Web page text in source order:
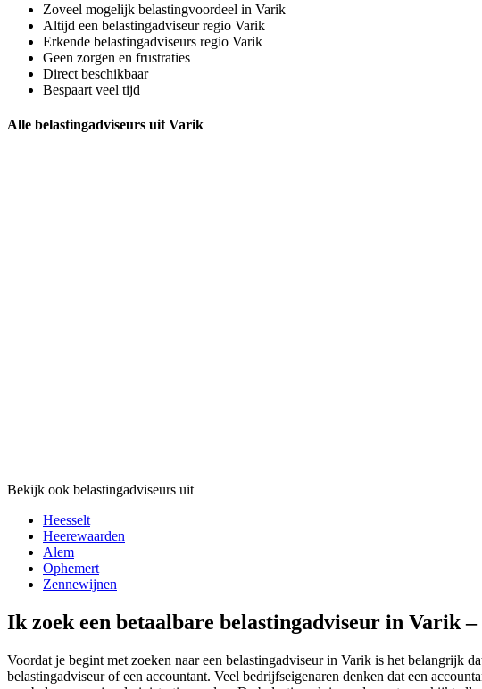
Zoveel mogelijk belastingvoordeel in Varik
Altijd een belastingadviseur regio Varik
Erkende belastingadviseurs regio Varik
Geen zorgen en frustraties
Direct beschikbaar
Bespaart veel tijd
Alle belastingadviseurs uit Varik
Bekijk ook belastingadviseurs uit
Heesselt
Heerewaarden
Alem
Ophemert
Zennewijnen
Ik zoek een betaalbare belastingadviseur in Varik
Voordat je begint met zoeken naar een belastingadviseur in Varik is het belangrijk
belastingadviseur of een accountant. Veel bedrijfseigenaren denken dat een